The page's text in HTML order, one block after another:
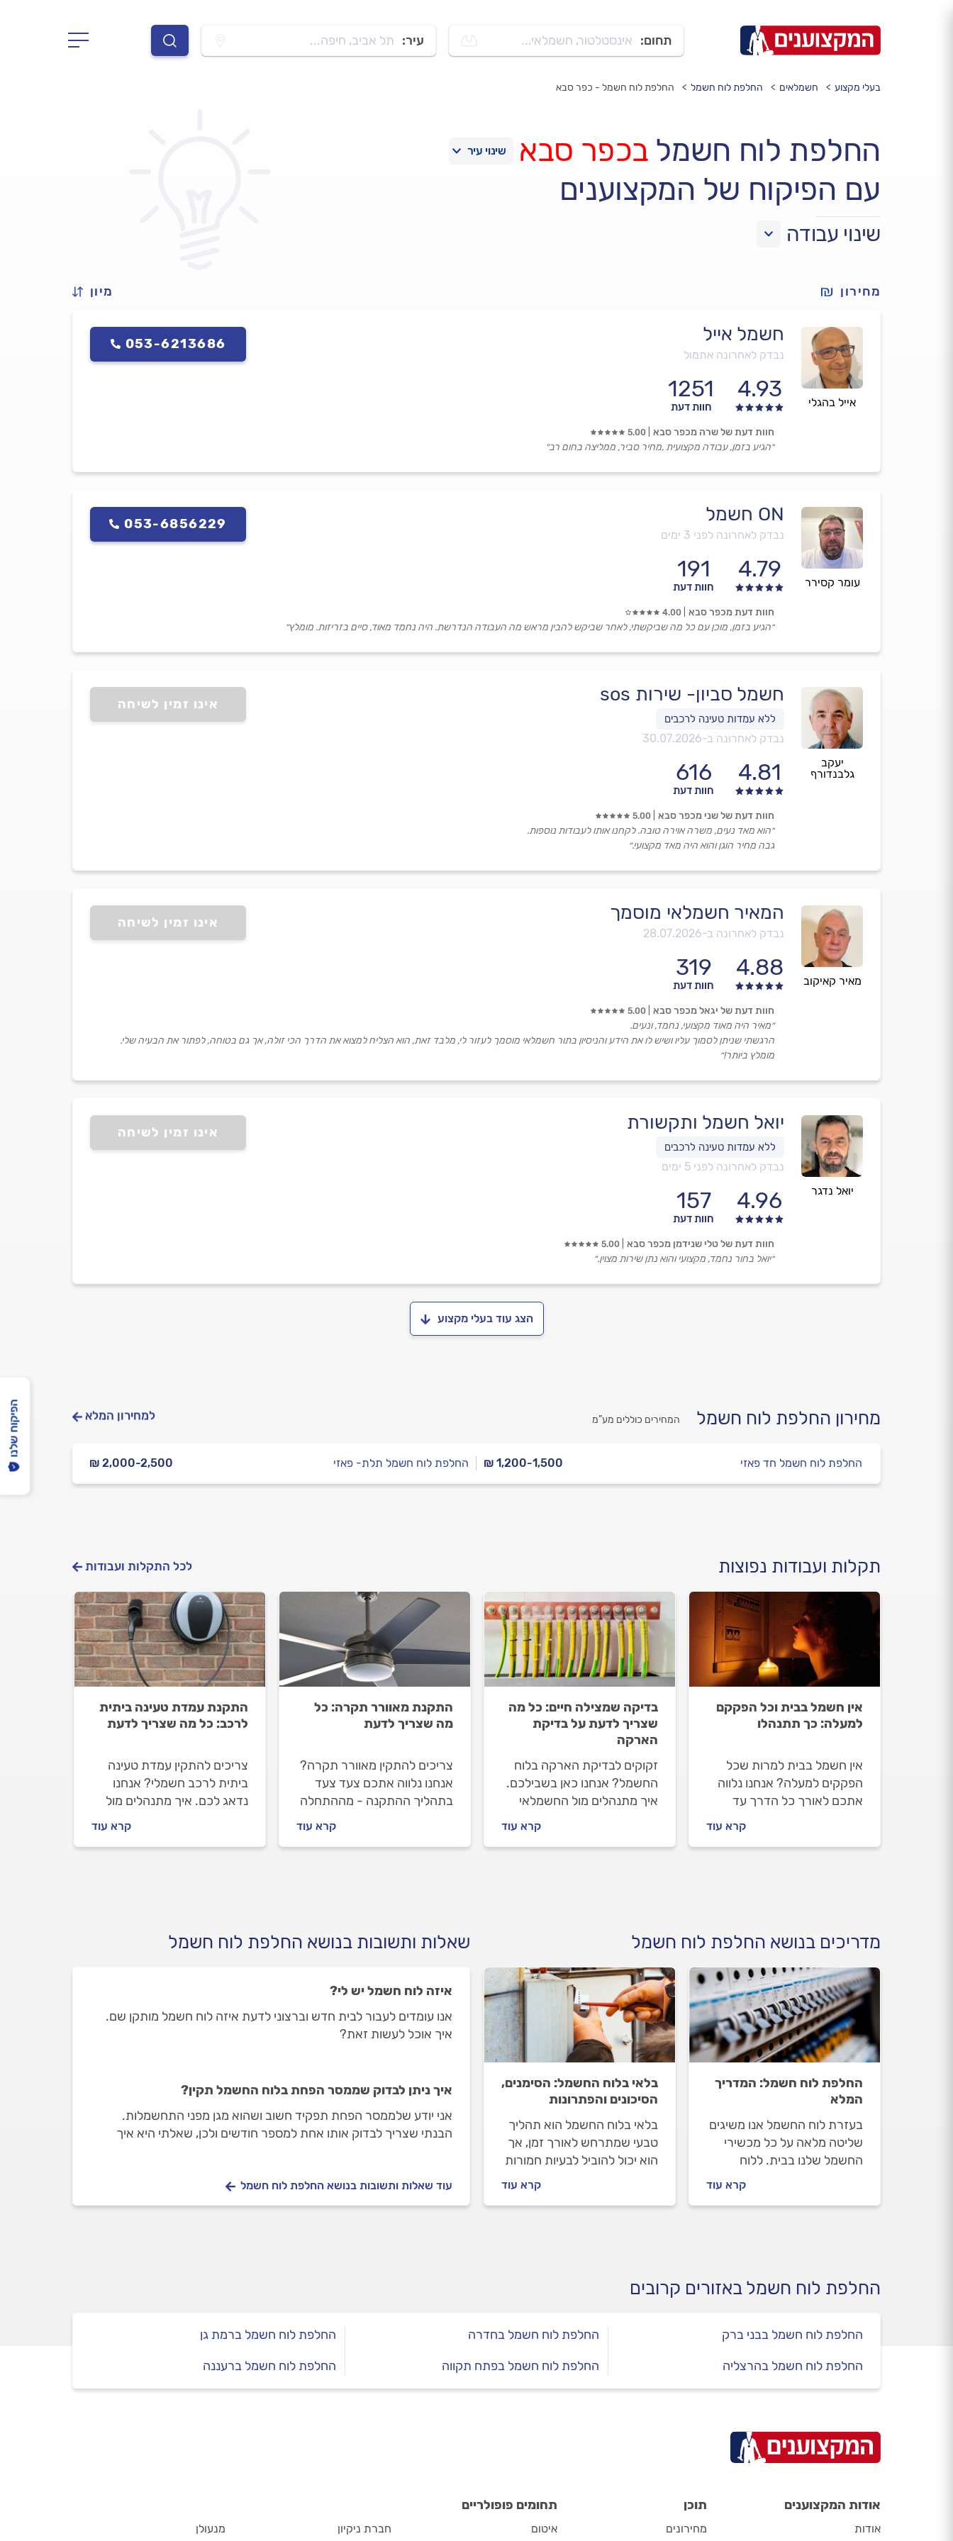
תחום: אינסטלטור, חשמלאי... עיר: תל אביב, חיפה...
בעלי מקצוע חשמלאים החלפת לוח חשמל החלפת לוח חשמל - כפר סבא
החלפת לוח חשמל בכפר סבא
עם הפיקוח של המקצוענים
שינוי עבודה
מחירון מיון
אייל בהגלי
חשמל אייל
נבדק לאחרונה אתמול
4.93
1251
חוות דעת
053-6213686
חוות דעת של שרה מכפר סבא 5.00
״הגיע בזמן, עבודה מקצועית ,מחיר סביר, ממליצה בחום רב״
עומר קסירר
ON חשמל
נבדק לאחרונה לפני 3 ימים
4.79
191
חוות דעת
053-6856229
חוות דעת מכפר סבא 4.00
״הגיע בזמן, מוכן עם כל מה שביקשתי, לאחר שביקש להבין מראש מה העבודה הנדרשת. היה נחמד מאוד, סיים בזריזות. מומלץ״
יעקב
גלבנדורף
חשמל סביון- שירות sos
נבדק לאחרונה ב-30.07.2026
4.81
616
חוות דעת
אינו זמין לשיחה
חוות דעת של שני מכפר סבא 5.00
״הוא מאד נעים, משרה אוירה טובה. לקחנו אותו לעבודות נוספות.
גבה מחיר הוגן והוא היה מאד מקצועי.״
מאיר קאיקוב
המאיר חשמלאי מוסמך
נבדק לאחרונה ב-28.07.2026
4.88
319
חוות דעת
אינו זמין לשיחה
חוות דעת של יגאל מכפר סבא 5.00
״מאיר היה מאוד מקצועי, נחמד, ונעים.
הרגשתי שניתן לסמוך עליו ושיש לו את הידע והניסיון בתור חשמלאי מוסמך לעזור לי, מלבד זאת, הוא הצליח למצוא את הדרך הכי זולה, אך גם בטוחה, לפתור את הבעיה שלי.
מומלץ ביותר!״
יואל נדגר
יואל חשמל ותקשורת
נבדק לאחרונה לפני 5 ימים
4.96
157
חוות דעת
אינו זמין לשיחה
חוות דעת של טלי שנידמן מכפר סבא 5.00
״יואל בחור נחמד, מקצועי והוא נתן שירות מצוין.״
הצג עוד בעלי מקצוע
מחירון החלפת לוח חשמל המחירים כוללים מע”מ למחירון המלא
₪ 1,200-1,500 החלפת לוח חשמל חד פאזי ₪ 2,000-2,500 החלפת לוח חשמל תלת- פאזי
תקלות ועבודות נפוצות לכל התקלות ועבודות
אין חשמל בבית וכל הפקקם
למעלה: כך תתנהלו
אין חשמל בבית למרות שכל
הפקקים למעלה? אנחנו נלווה
אתכם לאורך כל הדרך עד
קרא עוד
בדיקה שמצילה חיים: כל מה
שצריך לדעת על בדיקת
הארקה
זקוקים לבדיקת הארקה בלוח
החשמל? אנחנו כאן בשבילכם.
איך מתנהלים מול החשמלאי
בעצמכם ולמה חשוב להתמיד
קרא עוד
התקנת מאוורר תקרה: כל
מה שצריך לדעת
צריכים להתקין מאוורר תקרה?
אנחנו נלווה אתכם צעד צעד
בתהליך ההתקנה - מההתחלה
ובמהלכה וכמה עולה התקנת
קרא עוד
התקנת עמדת טעינה ביתית
לרכב: כל מה שצריך לדעת
צריכים להתקין עמדת טעינה
ביתית לרכב חשמלי? אנחנו
נדאג לכם. איך מתנהלים מול
חשוב להקפיד וכמה עולה
התקנת עמדת טעינה ביתית
קרא עוד
מדריכים בנושא החלפת לוח חשמל
החלפת לוח חשמל: המדריך
המלא
בעזרת לוח החשמל אנו משיגים
שליטה מלאה על כל מכשירי
החשמל שלנו בבית. ללוח
של המשתמשים השונים והוא
האחראי לחלוקה הפנימית בבית
קרא עוד
בלאי בלוח החשמל: הסימנים,
הסיכונים והפתרונות
בלאי בלוח החשמל הוא תהליך
טבעי שמתרחש לאורך זמן, אך
הוא יכול להוביל לבעיות חמורות
מוקדם של סימני בלאי יכול
למנוע תקלות חמורות ולהבטיח
קרא עוד
שאלות ותשובות בנושא החלפת לוח חשמל
איזה לוח חשמל יש לי?
אנו עומדים לעבור לבית חדש וברצוני לדעת איזה לוח חשמל מותקן שם.
איך אוכל לעשות זאת?
איך ניתן לבדוק שממסר הפחת בלוח החשמל תקין?
אני יודע שלממסר הפחת תפקיד חשוב ושהוא מגן מפני התחשמלות.
הבנתי שצריך לבדוק אותו אחת למספר חודשים ולכן, שאלתי היא איך
עוד שאלות ותשובות בנושא החלפת לוח חשמל
החלפת לוח חשמל באזורים קרובים
החלפת לוח חשמל בבני ברק
החלפת לוח חשמל בהרצליה
החלפת לוח חשמל בחדרה
החלפת לוח חשמל בפתח תקווה
החלפת לוח חשמל ברמת גן
החלפת לוח חשמל ברעננה
הפיקוח שלנו
אודות המקצוענים
אודות
תוכן
מחירונים
תחומים פופולריים
איטום חברת ניקיון מנעולן